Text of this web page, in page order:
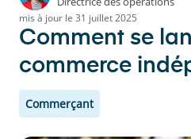
mis à jour le 31 juillet 2025
Comment se
commerce
Commerçant